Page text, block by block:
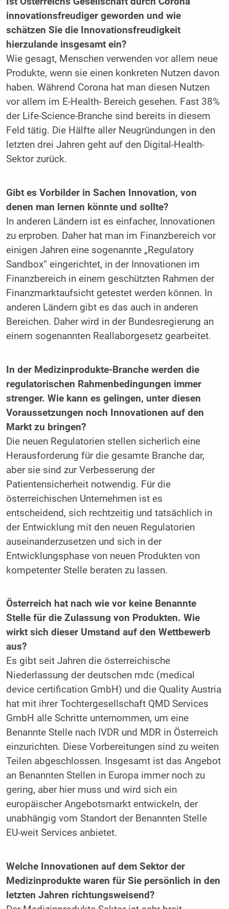
innovationsfreudiger geworden und wie
schätzen Sie die Innovationsfreudigkeit
hierzulande insgesamt ein?
Wie gesagt, Menschen verwenden vor allem neue
Produkte, wenn sie einen konkreten Nutzen davon
haben. Während Corona hat man diesen Nutzen
vor allem im E-Health- Bereich gesehen. Fast 38%
der Life-Science-Branche sind bereits in diesem
Feld tätig. Die Hälfte aller Neugründungen in den
letzten drei Jahren geht auf den Digital-Health-
Sektor zurück.
Gibt es Vorbilder in Sachen Innovation, von
denen man lernen könnte und sollte?
In anderen Ländern ist es einfacher, Innovationen
zu erproben. Daher hat man im Finanzbereich vor
einigen Jahren eine sogenannte „Regulatory
Sandbox“ eingerichtet, in der Innovationen im
Finanzbereich in einem geschützten Rahmen der
Finanzmarktaufsicht getestet werden können. In
anderen Ländern gibt es das auch in anderen
Bereichen. Daher wird in der Bundesregierung an
einem sogenannten Reallaborgesetz gearbeitet.
In der Medizinprodukte-Branche werden die
regulatorischen Rahmenbedingungen immer
strenger. Wie kann es gelingen, unter diesen
Voraussetzungen noch Innovationen auf den
Markt zu bringen?
Die neuen Regulatorien stellen sicherlich eine
Herausforderung für die gesamte Branche dar,
aber sie sind zur Verbesserung der
Patientensicherheit notwendig. Für die
österreichischen Unternehmen ist es
entscheidend, sich rechtzeitig und tatsächlich in
der Entwicklung mit den neuen Regulatorien
auseinanderzusetzen und sich in der
Entwicklungsphase von neuen Produkten von
kompetenter Stelle beraten zu lassen.
Österreich hat nach wie vor keine Benannte
Stelle für die Zulassung von Produkten. Wie
wirkt sich dieser Umstand auf den Wettbewerb
aus?
Es gibt seit Jahren die österreichische
Niederlassung der deutschen mdc (medical
device certification GmbH) und die Quality Austria
hat mit ihrer Tochtergesellschaft QMD Services
GmbH alle Schritte unternommen, um eine
Benannte Stelle nach IVDR und MDR in Österreich
einzurichten. Diese Vorbereitungen sind zu weiten
Teilen abgeschlossen. Insgesamt ist das Angebot
an Benannten Stellen in Europa immer noch zu
gering, aber hier muss und wird sich ein
europäischer Angebotsmarkt entwickeln, der
unabhängig vom Standort der Benannten Stelle
EU-weit Services anbietet.
Welche Innovationen auf dem Sektor der
Medizinprodukte waren für Sie persönlich in den
letzten Jahren richtungsweisend?